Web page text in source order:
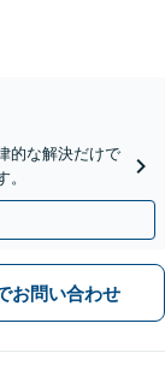
的な解決だけで
お問い合わせ